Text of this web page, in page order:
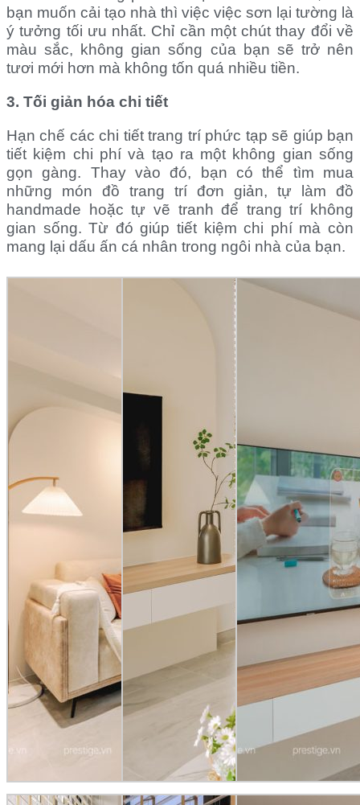
bạn muốn cải tạo nhà thì việc việc sơn lại tường là
ý tưởng tối ưu nhất. Chỉ cần một chút thay đổi về
màu sắc, không gian sống của bạn sẽ trở nên
tươi mới hơn mà không tốn quá nhiều tiền.
3. Tối giản hóa chi tiết
Hạn chế các chi tiết trang trí phức tạp sẽ giúp bạn
tiết kiệm chi phí và tạo ra một không gian sống
gọn gàng. Thay vào đó, bạn có thể tìm mua
những món đồ trang trí đơn giản, tự làm đồ
handmade hoặc tự vẽ tranh để trang trí không
gian sống. Từ đó giúp tiết kiệm chi phí mà còn
mang lại dấu ấn cá nhân trong ngôi nhà của bạn.